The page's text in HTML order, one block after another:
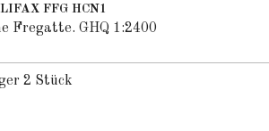
FFG HCN1
Fregatte. GHQ 1:2400
2 Stück